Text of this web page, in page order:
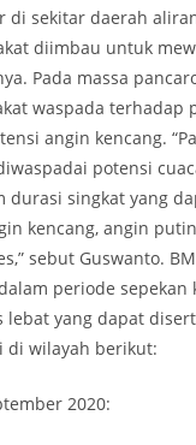
di sekitar daerah
diimbau untuk
Pada massa
waspada terhadap
angin kencang.
potensi
durasi singkat yang
kencang, angin
sebut Guswanto.
periode sepekan
lebat yang dapat
di wilayah berikut:
2020: